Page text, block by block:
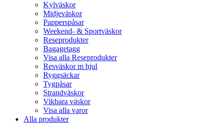
Kylväskor
Midjeväskor
Papperspåsar
Weekend- & Sportväskor
Reseprodukter
Bagagetagg
Visa alla Reseprodukter
Resväskor m hjul
Ryggsäckar
Tygpåsar
Strandväskor
Vikbara väskor
Visa alla varor
Alla produkter